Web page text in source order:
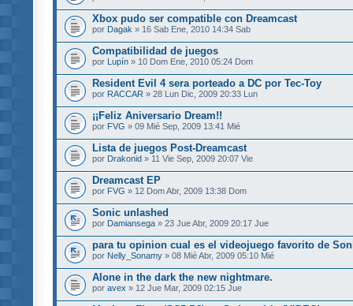
Xbox pudo ser compatible con Dreamcast
por Dagak » 16 Sab Ene, 2010 14:34 Sab
Compatibilidad de juegos
por Lupín » 10 Dom Ene, 2010 05:24 Dom
Resident Evil 4 sera porteado a DC por Tec-Toy
por RACCAR » 28 Lun Dic, 2009 20:33 Lun
¡¡Feliz Aniversario Dream!!
por FVG » 09 Mié Sep, 2009 13:41 Mié
Lista de juegos Post-Dreamcast
por Drakonid » 11 Vie Sep, 2009 20:07 Vie
Dreamcast EP
por FVG » 12 Dom Abr, 2009 13:38 Dom
Sonic unlashed
por Damiansega » 23 Jue Abr, 2009 20:17 Jue
para tu opinion cual es el videojuego favorito de
por Nelly_Sonamy » 08 Mié Abr, 2009 05:10 Mié
Alone in the dark the new nightmare.
por avex » 12 Jue Mar, 2009 02:15 Jue